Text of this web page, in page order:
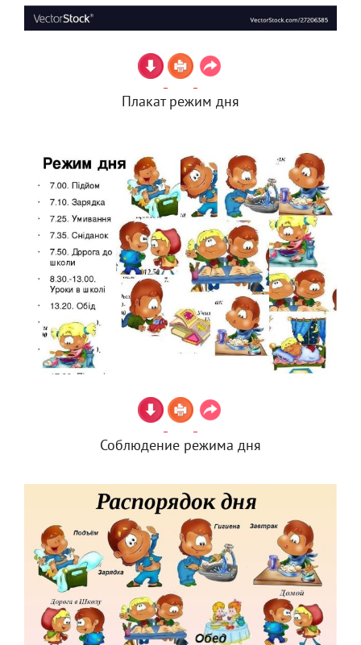
Плакат режим дня
Соблюдение режима дня